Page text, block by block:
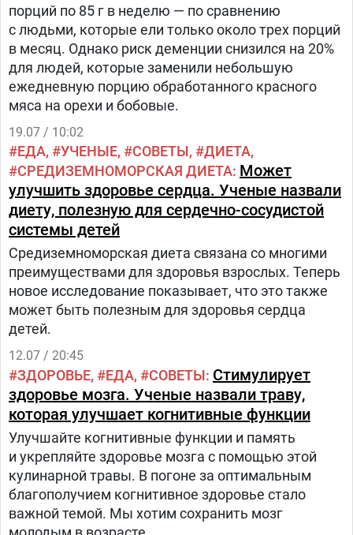
порций по 85 г в неделю — по сравнению
с людьми, которые ели только около трех порций
в месяц. Однако риск деменции снизился на 20%
для людей, которые заменили небольшую
ежедневную порцию обработанного красного
мяса на орехи и бобовые.
19.07 / 10:02
ЕДА УЧЕНЫЕ СОВЕТЫ
ДИЕТА
СРЕДИЗЕМНОМОРСКАЯ ДИЕТА Может
улучшить здоровье сердца. Ученые назвали
диету, полезную для сердечно-сосудистой
системы детей
Средиземноморская диета связана со многими
преимуществами для здоровья взрослых. Теперь
новое исследование показывает, что это также
может быть полезным для здоровья сердца
детей.
12.07 / 20:45
ЗДОРОВЬЕ ЕДА СОВЕТЫ Стимулирует
здоровье мозга. Ученые назвали траву,
которая улучшает когнитивные функции
Улучшайте когнитивные функции и память
и укрепляйте здоровье мозга с помощью этой
кулинарной травы. В погоне за оптимальным
благополучием когнитивное здоровье стало
важной темой. Мы хотим сохранить мозг